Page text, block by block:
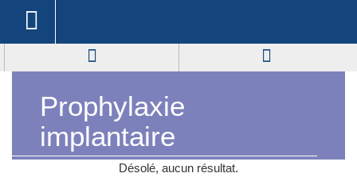
Prophylaxie
implantaire
Désolé, aucun résultat.